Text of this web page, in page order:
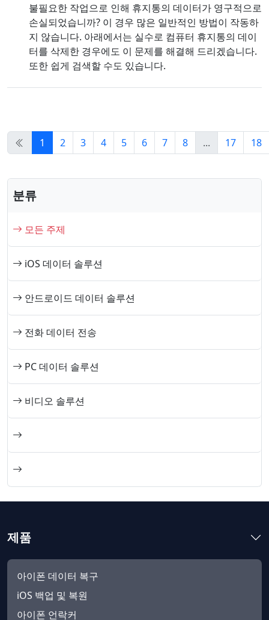
분류
모든 주제
iOS 데이터 솔루션
안드로이드 데이터 솔루션
전화 데이터 전송
PC 데이터 솔루션
비디오 솔루션
불필요한 작업으로 인해 휴지통의 데이터가 영구적으로
손실되었습니까? 이 경우 많은 일반적인 방법이 작동하
지 않습니다. 아래에서는 실수로 컴퓨터 휴지통의 데이
터를 삭제한 경우에도 이 문제를 해결해 드리겠습니다.
또한 쉽게 검색할 수도 있습니다.
1 2 3 4 5 6 7 8 ... 17 18
제품
아이폰 데이터 복구
iOS 백업 및 복원
아이폰 언락커
Română
Polskie
қазақ
Gaeilge
繁體中文